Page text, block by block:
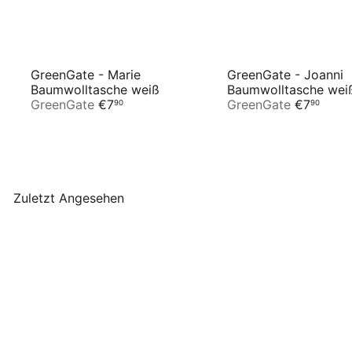
GreenGate - Marie
Baumwolltasche weiß
GreenGate €790
GreenGate - Joanni
Baumwolltasche
GreenGate €790
Zuletzt Angesehen